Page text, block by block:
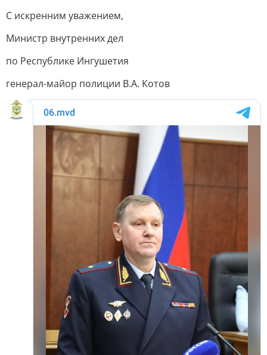
С искренним уважением,
Министр внутренних дел
по Республике Ингушетия
генерал-майор полиции В.А. Котов